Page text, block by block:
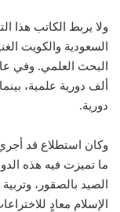
ولا يربط الكاتب هذا
السعودية والكويت
دورية.
ما تميزت فيه هذه
الصيد بالصقور،
الإسلام معادٍ